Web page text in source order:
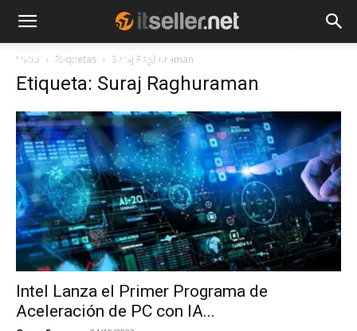
NOTICIAS TENDENCIAS
Inicio Etiquetas Suraj Raghuraman
Etiqueta: Suraj Raghuraman
Intel Lanza el Primer Programa de
Aceleración de PC con IA...